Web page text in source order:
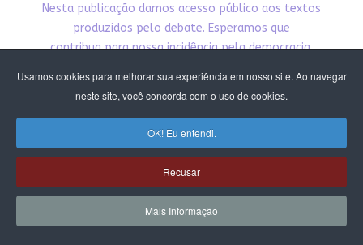
Usamos cookies para melhorar sua experiência em nosso site. Ao navegar
neste site, você concorda com o uso de cookies.
OK! Eu entendi.
Recusar
Mais Informação
Nesta publicação damos acesso público aos textos
produzidos pelo debate. Esperamos que
contribua para nossa incidência pela democracia,
CLIQUE E BAIXE A PUBLICAÇÃO